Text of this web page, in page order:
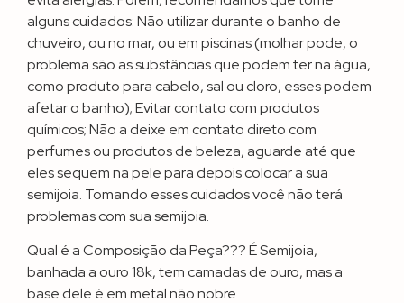
alguns cuidados: Não utilizar durante o banho de
chuveiro, ou no mar, ou em piscinas (molhar pode, o
problema são as substâncias que podem ter na água,
como produto para cabelo, sal ou cloro, esses podem
afetar o banho); Evitar contato com produtos
químicos; Não a deixe em contato direto com
perfumes ou produtos de beleza, aguarde até que
eles sequem na pele para depois colocar a sua
semijoia. Tomando esses cuidados você não terá
problemas com sua semijoia.
Qual é a Composição da Peça??? É Semijoia,
banhada a ouro 18k, tem camadas de ouro, mas a
base dele é em metal não nobre